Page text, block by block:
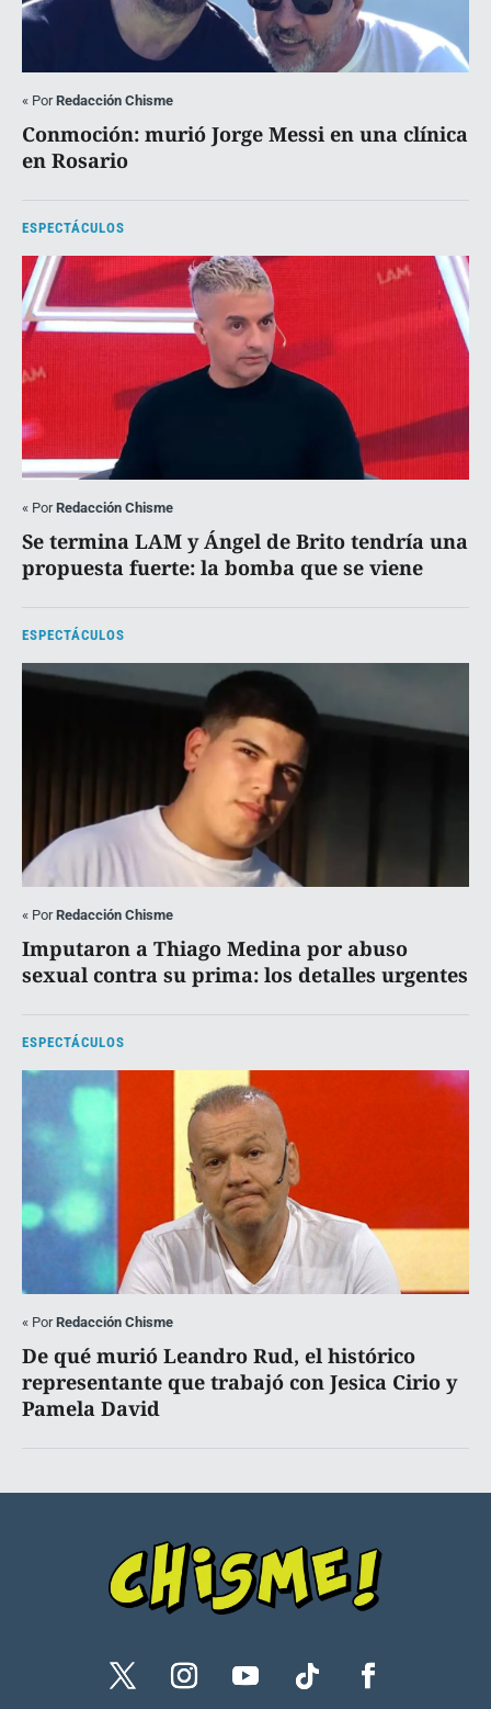
« PorRedacción Chisme
Conmoción: murió Jorge Messi en una clínica
en Rosario
ESPECTÁCULOS
« PorRedacción Chisme
Se termina LAM y Ángel de Brito tendría una
propuesta fuerte: la bomba que se viene
ESPECTÁCULOS
« PorRedacción Chisme
Imputaron a Thiago Medina por abuso
sexual contra su prima: los detalles urgentes
ESPECTÁCULOS
« PorRedacción Chisme
De qué murió Leandro Rud, el histórico
representante que trabajó con Jesica Cirio y
Pamela David